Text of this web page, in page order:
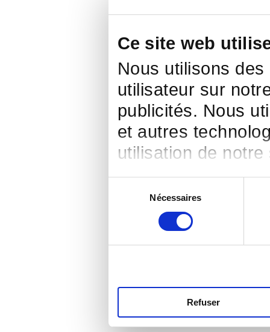
Ce site web
Nous utilisons
utilisateur sur
publicités. Nous
et autres
utilisation de notre
consentement
Nécessaires
Refuser